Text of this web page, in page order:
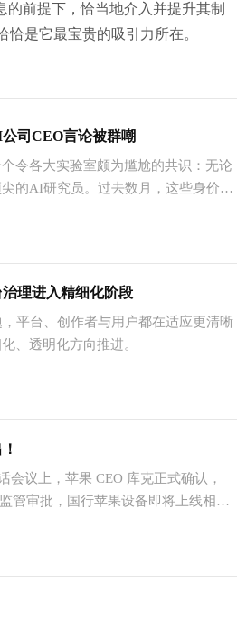
的前提下，恰当地介入并提升其制
是它最宝贵的吸引力所在。
司CEO言论被群嘲
各大实验室颇为尴尬的共识：无论
的AI研究员。过去数月，这些身价千
理进入精细化阶段
平台、创作者与用户都在适应更清晰
、透明化方向推进。
议上，苹果 CEO 库克正式确认，
管审批，国行苹果设备即将上线相关